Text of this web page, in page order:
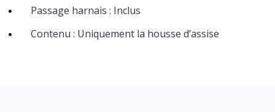
Passage harnais : Inclus
Contenu : Uniquement la housse d’assise